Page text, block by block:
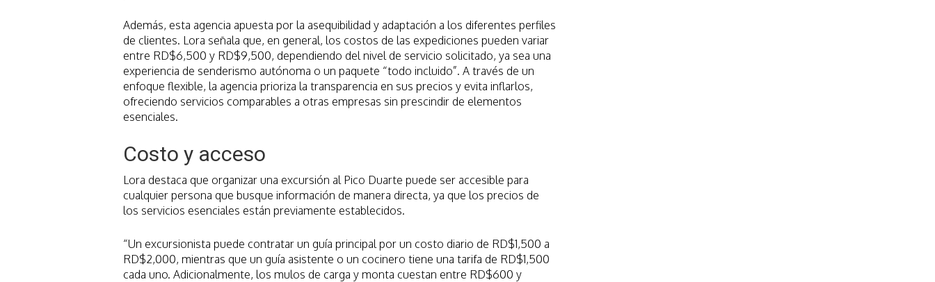
Además, esta agencia apuesta por la asequibilidad y adaptación a los diferentes perfiles
de clientes. Lora señala que, en general, los costos de las expediciones pueden variar
entre RD$6,500 y RD$9,500, dependiendo del nivel de servicio solicitado, ya sea una
experiencia de senderismo autónoma o un paquete “todo incluido”. A través de un
enfoque flexible, la agencia prioriza la transparencia en sus precios y evita inflarlos,
ofreciendo servicios comparables a otras empresas sin prescindir de elementos
esenciales.
Costo y acceso
Lora destaca que organizar una excursión al Pico Duarte puede ser accesible para
cualquier persona que busque información de manera directa, ya que los precios de
los servicios esenciales están previamente establecidos.
“Un excursionista puede contratar un guía principal por un costo diario de RD$1,500 a
RD$2,000, mientras que un guía asistente o un cocinero tiene una tarifa de RD$1,500
cada uno. Adicionalmente, los mulos de carga y monta cuestan entre RD$600 y